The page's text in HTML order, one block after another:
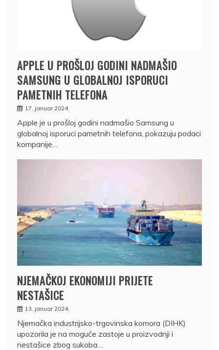
APPLE U PROŠLOJ GODINI NADMAŠIO
SAMSUNG U GLOBALNOJ ISPORUCI
PAMETNIH TELEFONA
17. januar 2024.
Apple je u prošloj godini nadmašio Samsung u
globalnoj isporuci pametnih telefona, pokazuju podaci
kompanije…
NJEMAČKOJ EKONOMIJI PRIJETE
NESTAŠICE
13. januar 2024.
Njemačka industrijsko-trgovinska komora (DIHK)
upozorila je na moguće zastoje u proizvodnji i
nestašice zbog sukoba…